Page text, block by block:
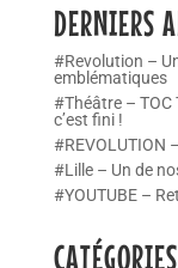
DERNIERS
#Revolution –
emblématiques
#Théâtre – TOC
c’est fini !
#REVOLUTION
#Lille – Un de
#YOUTUBE –
CATÉGORIES